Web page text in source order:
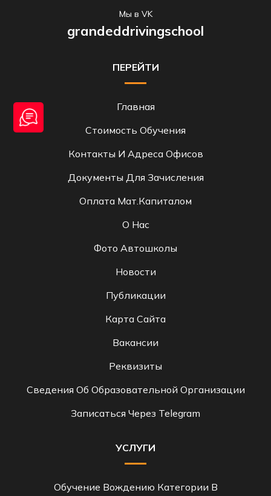
Мы в VK
grandeddrivingschool
ПЕРЕЙТИ
Главная
Стоимость Обучения
Контакты И Адреса Офисов
Документы Для Зачисления
Оплата Мат.капиталом
О Нас
Фото Автошколы
Новости
Публикации
Карта Сайта
Вакансии
Реквизиты
Сведения Об Образовательной Организации
Записаться Через Telegram
УСЛУГИ
Обучение Вождению Категории B